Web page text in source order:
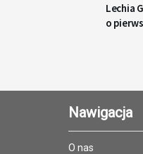
Lechia
o
Nawigacja
O nas